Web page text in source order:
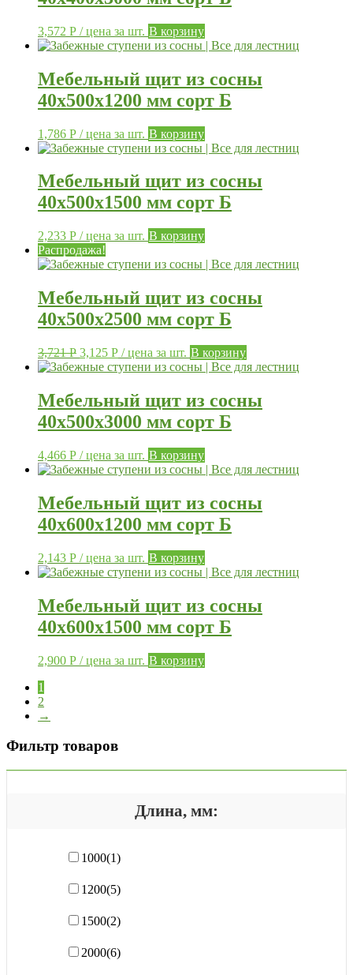
3,572 Р / цена за шт. В корзину
Мебельный щит из сосны
40х500х1200 мм сорт Б
1,786 Р / цена за шт. В корзину
Мебельный щит из сосны
40х500х1500 мм сорт Б
2,233 Р / цена за шт. В корзину
Распродажа!
Мебельный щит из сосны
40х500х2500 мм сорт Б
3,721Р 3,125 Р / цена за шт. В корзину
Мебельный щит из сосны
40х500х3000 мм сорт Б
4,466 Р / цена за шт. В корзину
Мебельный щит из сосны
40х600х1200 мм сорт Б
2,143 Р / цена за шт. В корзину
Мебельный щит из сосны
40х600х1500 мм сорт Б
2,900 Р / цена за шт. В корзину
1
2
→
Фильтр товаров
Длина, мм:
1000(1)
1200(5)
1500(2)
2000(6)